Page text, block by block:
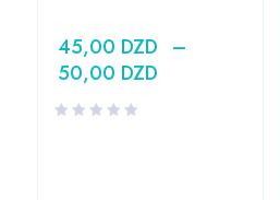
45,00 DZD –
50,00 DZD